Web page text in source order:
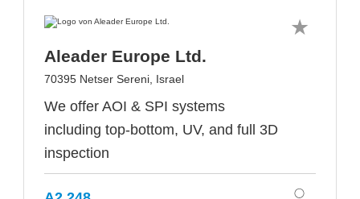
Aleader Europe Ltd.
70395 Netser Sereni, Israel
We offer AOI & SPI systems
including top-bottom, UV, and full 3D
inspection